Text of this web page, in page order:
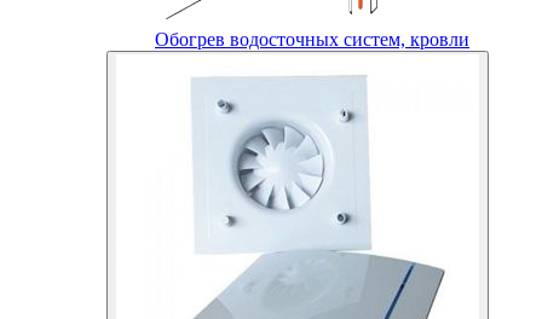
Обогрев водосточных систем, кровли